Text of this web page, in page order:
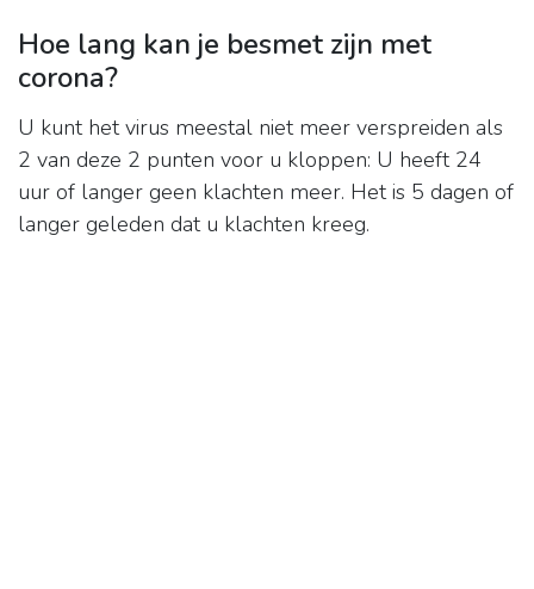
Hoe lang kan je besmet zijn met
corona?
U kunt het virus meestal niet meer verspreiden als
2 van deze 2 punten voor u kloppen: U heeft 24
uur of langer geen klachten meer. Het is 5 dagen of
langer geleden dat u klachten kreeg.